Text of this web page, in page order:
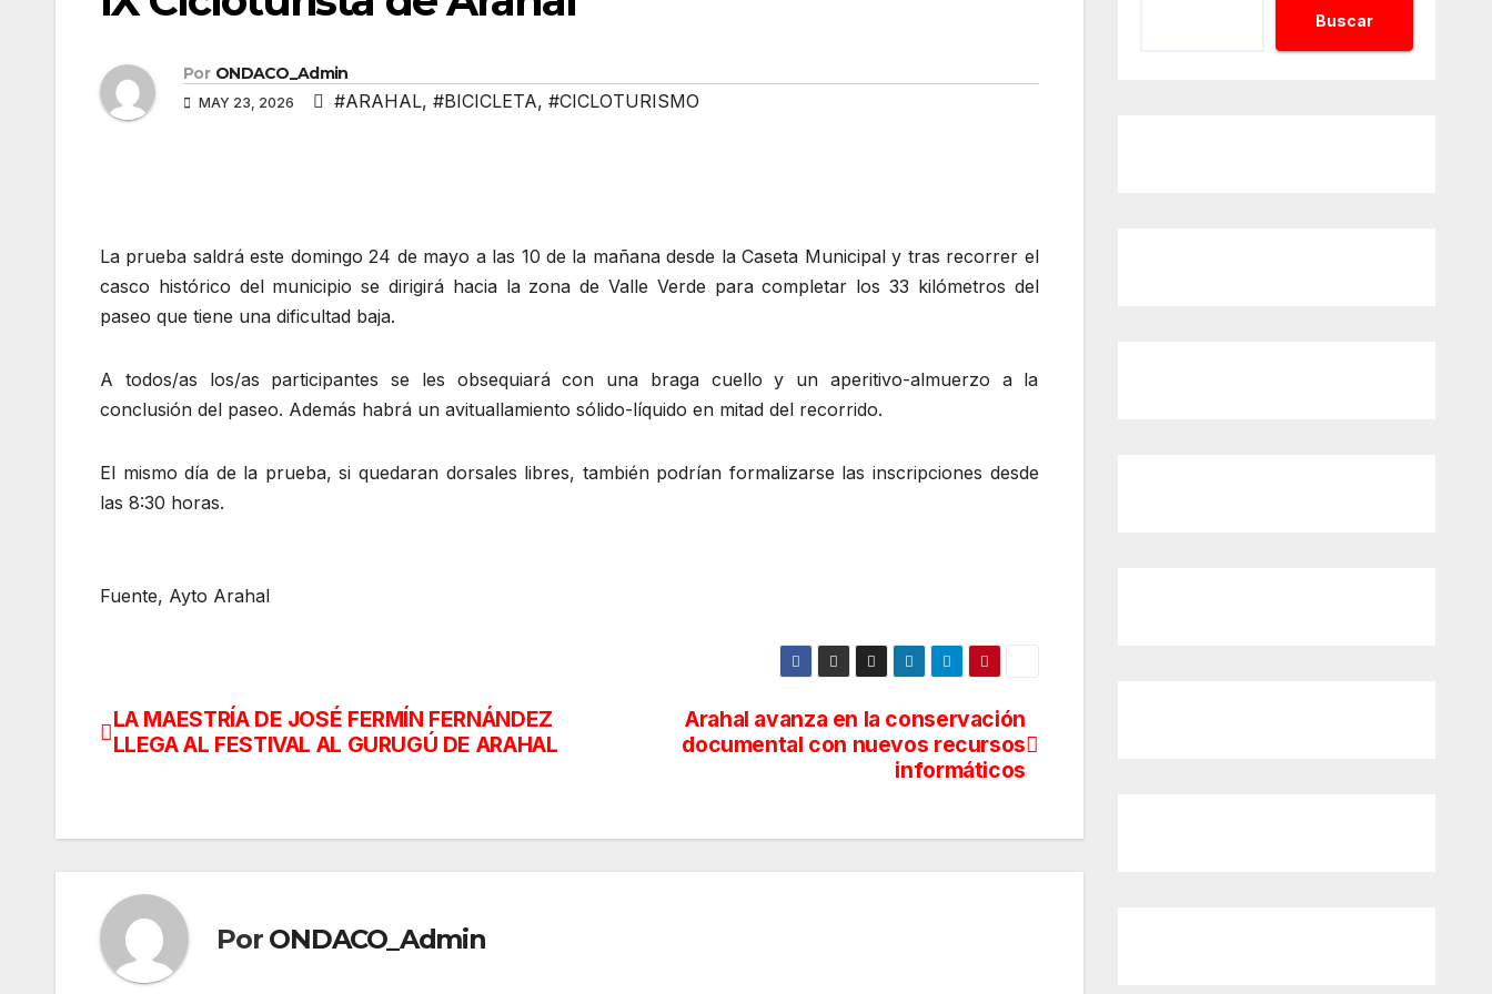
Por ONDACO_Admin
MAY 23, 2026 #ARAHAL, #BICICLETA, #CICLOTURISMO
La prueba saldrá este domingo 24 de mayo a las 10 de la mañana desde la Caseta Municipal y tras recorrer el
casco histórico del municipio se dirigirá hacia la zona de Valle Verde para completar los 33 kilómetros del
paseo que tiene una dificultad baja.
A todos/as los/as participantes se les obsequiará con una braga cuello y un aperitivo-almuerzo a la
conclusión del paseo. Además habrá un avituallamiento sólido-líquido en mitad del recorrido.
El mismo día de la prueba, si quedaran dorsales libres, también podrían formalizarse las inscripciones desde
las 8:30 horas.
Fuente, Ayto Arahal
Navegación
Arahal avanza en la conservación
documental con nuevos recursos
informáticos
LA MAESTRÍA DE JOSÉ FERMÍN FERNÁNDEZ
LLEGA AL FESTIVAL AL GURUGÚ DE ARAHAL
Por ONDACO_Admin
Buscar